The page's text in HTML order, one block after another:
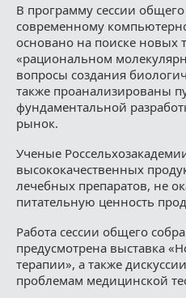
В программу сессии
современному
основано на поиске новых
«рациональном
вопросы создания
также проанализированы
фундаментальной
рынок.
Ученые
высококачественных
лечебных препаратов, не
питательную ценность
Работа сессии общего
предусмотрена выставка
терапии», а также
проблемам медицинской